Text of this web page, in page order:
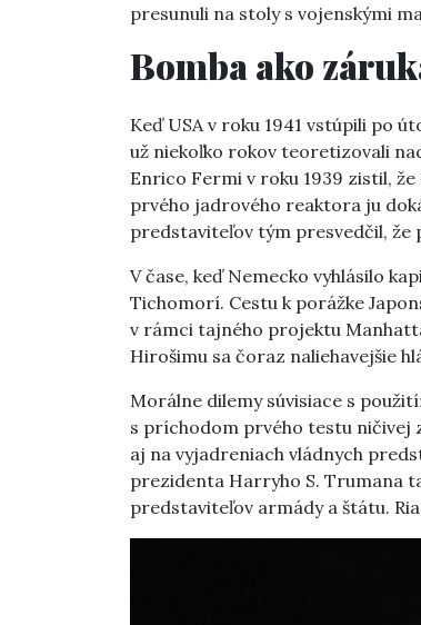
presunuli na stoly s vojenskými
Bomba ako
Keď USA v roku 1941 vstúpili po
už niekoľko rokov teoretizovali
Enrico Fermi v roku 1939 zistil,
prvého jadrového reaktora ju
predstaviteľov tým presvedčil, že
V čase, keď Nemecko vyhlásilo
Tichomorí. Cestu k porážke
v rámci tajného projektu
Hirošimu sa čoraz naliehavejšie
Morálne dilemy súvisiace s
s príchodom prvého testu ničivej
aj na vyjadreniach vládnych
prezidenta Harryho S. Trumana
predstaviteľov armády a štátu.